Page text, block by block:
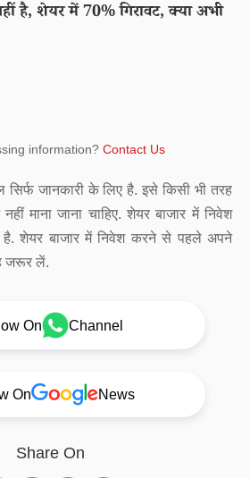
है, शेयर में 70% गिरावट, क्या अभी
information? Contact Us
सिर्फ जानकारी के लिए है. इसे किसी भी तरह
माना जाना चाहिए. शेयर बाजार में निवेश
है. शेयर बाजार में निवेश करने से पहले अपने
जरूर लें.
On Channel
On News
Share On